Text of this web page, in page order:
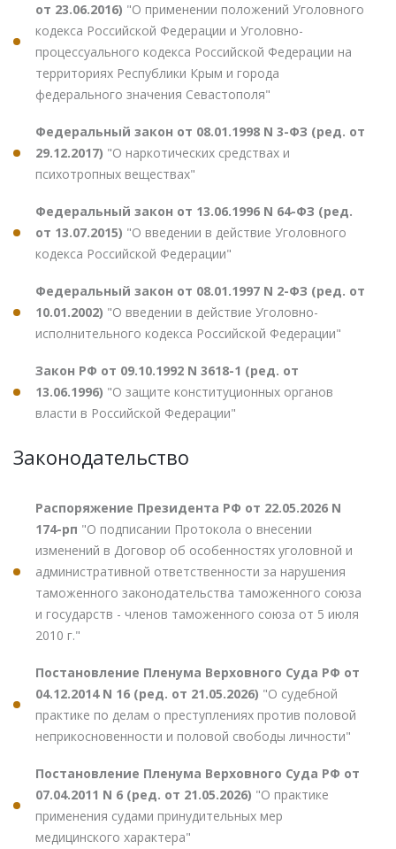
от 23.06.2016) "О применении положений Уголовного
кодекса Российской Федерации и Уголовно-
процессуального кодекса Российской Федерации на
территориях Республики Крым и города
федерального значения Севастополя"
Федеральный закон от 08.01.1998 N 3-ФЗ (ред. от
29.12.2017) "О наркотических средствах и
психотропных веществах"
Федеральный закон от 13.06.1996 N 64-ФЗ (ред.
от 13.07.2015) "О введении в действие Уголовного
кодекса Российской Федерации"
Федеральный закон от 08.01.1997 N 2-ФЗ (ред. от
10.01.2002) "О введении в действие Уголовно-
исполнительного кодекса Российской Федерации"
Закон РФ от 09.10.1992 N 3618-1 (ред. от
13.06.1996) "О защите конституционных органов
власти в Российской Федерации"
Законодательство
Распоряжение Президента РФ от 22.05.2026 N
174-рп "О подписании Протокола о внесении
изменений в Договор об особенностях уголовной и
административной ответственности за нарушения
таможенного законодательства таможенного союза
и государств - членов таможенного союза от 5 июля
2010 г."
Постановление Пленума Верховного Суда РФ от
04.12.2014 N 16 (ред. от 21.05.2026) "О судебной
практике по делам о преступлениях против половой
неприкосновенности и половой свободы личности"
Постановление Пленума Верховного Суда РФ от
07.04.2011 N 6 (ред. от 21.05.2026) "О практике
применения судами принудительных мер
медицинского характера"